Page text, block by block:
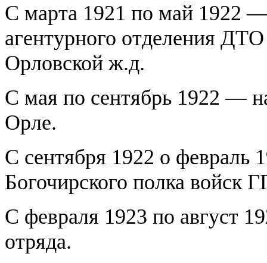
С марта 1921 по май 1922
агентурного отделения
Орловской ж.д.
С мая по сентябрь 1922 —
Орле.
С сентября 1922 о февраль
Богочирского полка войск
С февраля 1923 по август
отряда.